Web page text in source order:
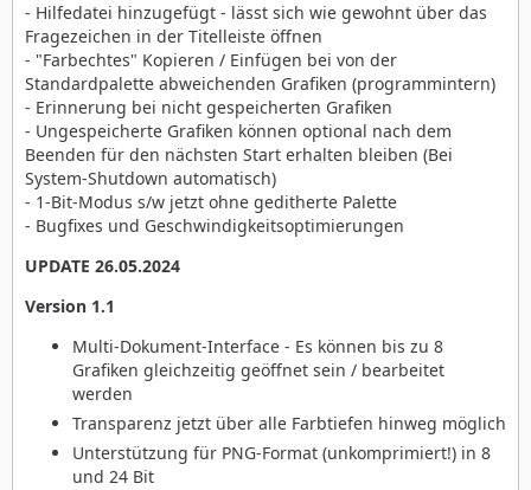
- Hilfedatei hinzugefügt - lässt sich wie gewohnt über das
Fragezeichen in der Titelleiste öffnen
- "Farbechtes" Kopieren / Einfügen bei von der
Standardpalette abweichenden Grafiken (programmintern)
- Erinnerung bei nicht gespeicherten Grafiken
- Ungespeicherte Grafiken können optional nach dem
Beenden für den nächsten Start erhalten bleiben (Bei
System-Shutdown automatisch)
- 1-Bit-Modus s/w jetzt ohne geditherte Palette
- Bugfixes und Geschwindigkeitsoptimierungen
UPDATE 26.05.2024
Version 1.1
Multi-Dokument-Interface - Es können bis zu 8
Grafiken gleichzeitig geöffnet sein / bearbeitet
werden
Transparenz jetzt über alle Farbtiefen hinweg möglich
Unterstützung für PNG-Format (unkomprimiert!) in 8
und 24 Bit